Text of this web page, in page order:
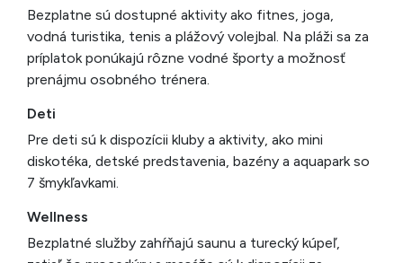
Bezplatne sú dostupné aktivity ako fitnes, joga,
vodná turistika, tenis a plážový volejbal. Na pláži sa za
príplatok ponúkajú rôzne vodné športy a možnosť
prenájmu osobného trénera.
Deti
Pre deti sú k dispozícii kluby a aktivity, ako mini
diskotéka, detské predstavenia, bazény a aquapark so
7 šmykľavkami.
Wellness
Bezplatné služby zahŕňajú saunu a turecký kúpeľ,